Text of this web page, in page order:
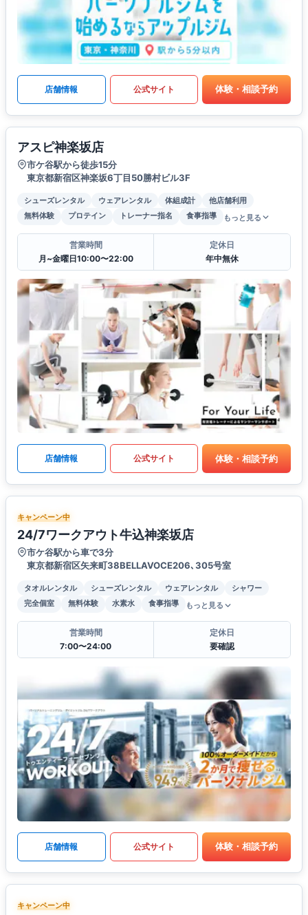
店舗情報 公式サイト 体験・相談予約
アスピ神楽坂店
市ケ谷駅から徒歩15分
東京都新宿区神楽坂6丁目50勝村ビル3F
シューズレンタル ウェアレンタル 体組成計
他店舗利用
無料体験
プロテイン トレーナー指名 食事指導 もっと見る
営業時間
月~金曜日10:00〜22:00
定休日
年中無休
店舗情報 公式サイト 体験・相談予約
キャンペーン中
24/7ワークアウト牛込神楽坂店
市ケ谷駅から車で3分
東京都新宿区矢来町38BELLAVOCE206､305号室
タオルレンタル シューズレンタル ウェアレンタル
シャワー
完全個室
無料体験 水素水 食事指導 もっと見る
営業時間
7:00〜24:00
定休日
要確認
店舗情報 公式サイト 体験・相談予約
キャンペーン中